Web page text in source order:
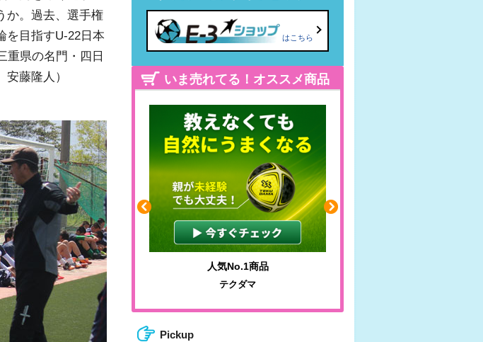
か。過去、選手権
を目指すU-22日本
重県の名門・四日
藤隆人）
はこちら
いま売れてる！オススメ商品
はぎの張りや疲れに
アレッグリカバリー
人気No.1商品
テクダマ
Pickup